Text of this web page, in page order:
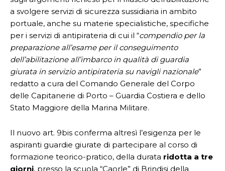
a svolgere servizi di sicurezza sussidiaria in ambito
portuale, anche su materie specialistiche, specifiche
per i servizi di antipirateria di cui il “compendio per la
preparazione all’esame per il conseguimento
dell’abilitazione all’imbarco in qualità di guardia
giurata in servizio antipirateria su navigli nazionale”
redatto a cura del Comando Generale del Corpo
delle Capitanerie di Porto – Guardia Costiera e dello
Stato Maggiore della Marina Militare.
Il nuovo art. 9bis conferma altresì l’esigenza per le
aspiranti guardie giurate di partecipare al corso di
formazione teorico-pratico, della durata ridotta a tre
giorni, presso la scuola “Caorle” di Brindisi della